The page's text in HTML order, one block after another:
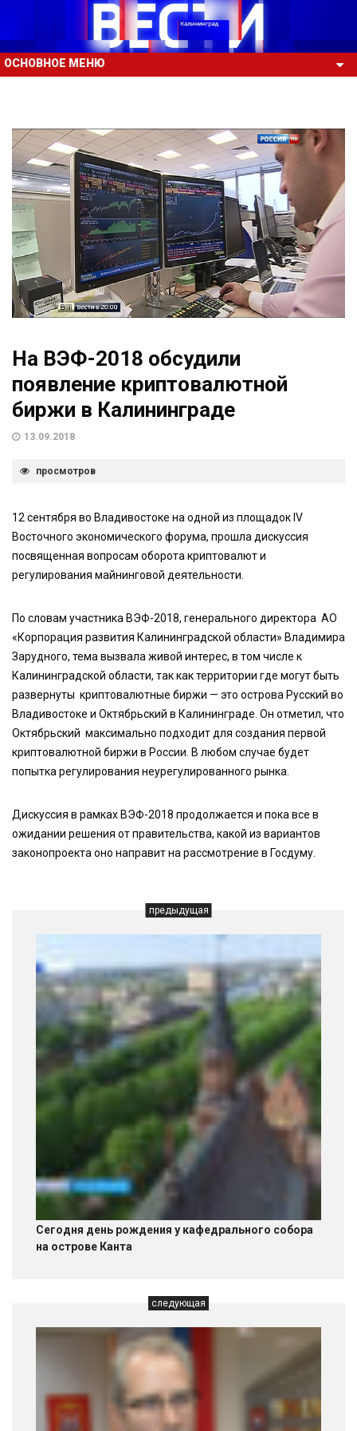
ОСНОВНОЕ МЕНЮ
На ВЭФ-2018 обсудили
появление криптовалютной
биржи в Калининграде
13.09.2018
просмотров
12 сентября во Владивостоке на одной из площадок IV
Восточного экономического форума, прошла дискуссия
посвященная вопросам оборота криптовалют и
регулирования майнинговой деятельности.
По словам участника ВЭФ-2018, генерального директора АО
«Корпорация развития Калининградской области» Владимира
Зарудного, тема вызвала живой интерес, в том числе к
Калининградской области, так как территории где могут быть
развернуты криптовалютные биржи — это острова Русский во
Владивостоке и Октябрьский в Калининграде. Он отметил, что
Октябрьский максимально подходит для создания первой
криптовалютной биржи в России. В любом случае будет
попытка регулирования неурегулированного рынка.
Дискуссия в рамках ВЭФ-2018 продолжается и пока все в
ожидании решения от правительства, какой из вариантов
законопроекта оно направит на рассмотрение в Госдуму.
предыдущая
Сегодня день рождения у кафедрального собора
на острове Канта
следующая